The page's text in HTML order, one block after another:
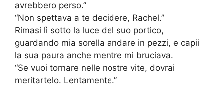
avrebbero perso.”
“Non spettava a te decidere, Rachel.”
Rimasi lì sotto la luce del suo portico,
guardando mia sorella andare in pezzi, e capii
la sua paura anche mentre mi bruciava.
“Se vuoi tornare nelle nostre vite, dovrai
meritartelo. Lentamente.”